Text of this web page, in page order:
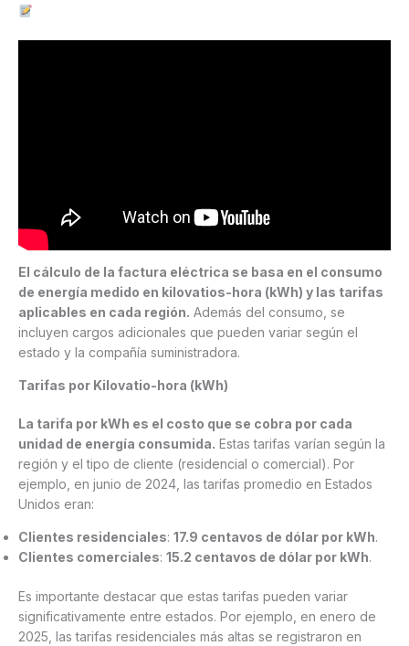
El cálculo de la factura eléctrica se basa en el consumo
de energía medido en kilovatios-hora (kWh) y las tarifas
aplicables en cada región. Además del consumo, se
incluyen cargos adicionales que pueden variar según el
estado y la compañía suministradora.
Tarifas por Kilovatio-hora (kWh)
La tarifa por kWh es el costo que se cobra por cada
unidad de energía consumida. Estas tarifas varían según la
región y el tipo de cliente (residencial o comercial). Por
ejemplo, en junio de 2024, las tarifas promedio en Estados
Unidos eran:
Clientes residenciales: 17.9 centavos de dólar por kWh.
Clientes comerciales: 15.2 centavos de dólar por kWh.
Es importante destacar que estas tarifas pueden variar
significativamente entre estados. Por ejemplo, en enero de
2025, las tarifas residenciales más altas se registraron en